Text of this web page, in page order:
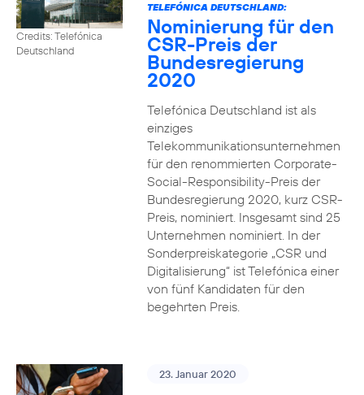
Credits: Telefónica
Deutschland
TELEFÓNICA DEUTSCHLAND:
Nominierung für den
CSR-Preis der
Bundesregierung
2020
Telefónica Deutschland ist als
einziges
Telekommunikationsunternehmen
für den renommierten Corporate-
Social-Responsibility-Preis der
Bundesregierung 2020, kurz CSR-
Preis, nominiert. Insgesamt sind 25
Unternehmen nominiert. In der
Sonderpreiskategorie „CSR und
Digitalisierung“ ist Telefónica einer
von fünf Kandidaten für den
begehrten Preis.
23. Januar 2020